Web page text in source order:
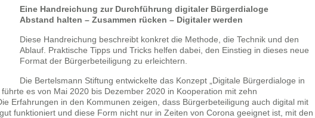
Eine Handreichung zur Durchführung digitaler Bürgerdialoge
Abstand halten – Zusammen rücken – Digitaler werden
Diese Handreichung beschreibt konkret die Methode, die Technik und den
Ablauf. Praktische Tipps und Tricks helfen dabei, den Einstieg in dieses neue
Format der Bürgerbeteiligung zu erleichtern.
Die Bertelsmann Stiftung entwickelte das Konzept „Digitale Bürgerdialoge in
es von Mai 2020 bis Dezember 2020 in Kooperation mit zehn
Erfahrungen in den Kommunen zeigen, dass Bürgerbeteiligung auch digital mit
funktioniert und diese Form nicht nur in Zeiten von Corona geeignet ist, mit den